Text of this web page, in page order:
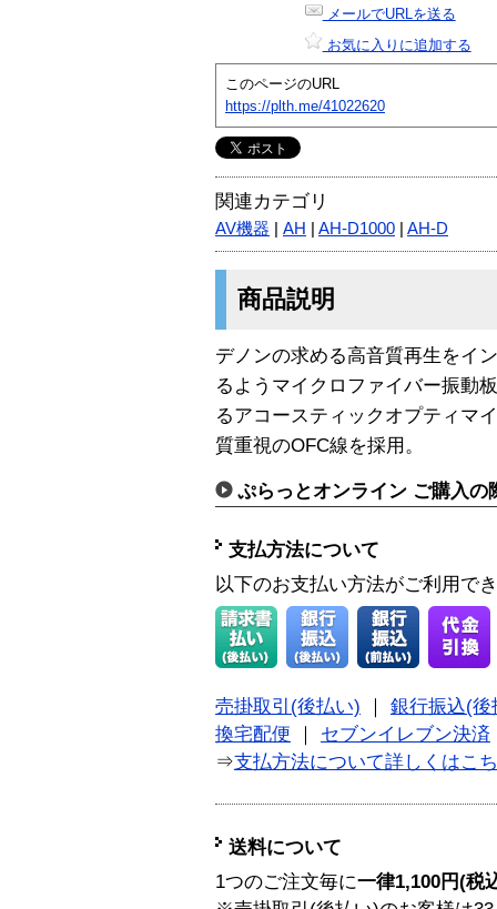
メールでURLを送る
お気に入りに追加する
このページのURL
https://plth.me/41022620
関連カテゴリ
AV機器 AH AH-D1000 AH-D
商品説明
デノンの求める高音質再生をイ
るようマイクロファイバー振動
るアコースティックオプティマ
質重視のOFC線を採用。
ぷらっとオンライン ご購入の
支払方法について
以下のお支払い方法がご利用で
売掛取引(後払い)
銀行振込(後
換宅配便
セブンイレブン決済
⇒支払方法について詳しくはこ
送料について
1つのご注文毎に一律1,100円(税